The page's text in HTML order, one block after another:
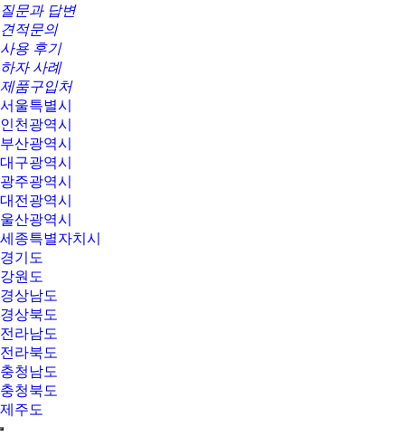
질문과 답변
견적문의
사용 후기
하자 사례
제품구입처
서울특별시
인천광역시
부산광역시
대구광역시
광주광역시
대전광역시
울산광역시
세종특별자치시
경기도
강원도
경상남도
경상북도
전라남도
전라북도
충청남도
충청북도
제주도